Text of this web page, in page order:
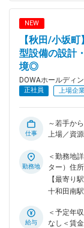
める環境
す。 ■教育体制 OJT中心で実務を通じてスキルアップでき、
必要に応じて
残業20時
多様なキャリアを目
かでの在
（株）：
整理・戦
NEW
【秋田/小坂
型設備の設計
境◎
DOWAホールディ
正社員 上場企
仕事
～若手か
上場／資
アを目指せます～ ◎ 小坂町を代表
信頼も厚
る！ ◎ 寮
ず安心し
きる環境
く、暮らしや
勤務地
＜勤務地
ター）住
最寄駅：
変更の範
【最寄り駅
十和田南駅
給与
＜予定年
なし＜賃